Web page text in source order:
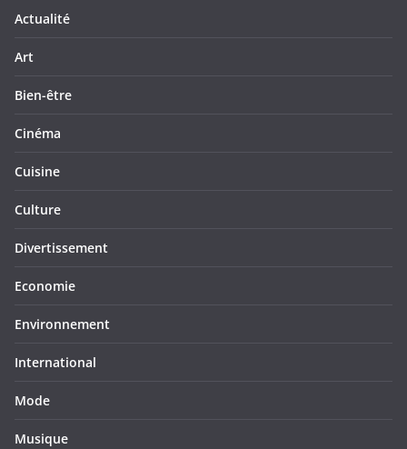
Actualité
Art
Bien-être
Cinéma
Cuisine
Culture
Divertissement
Economie
Environnement
International
Mode
Musique